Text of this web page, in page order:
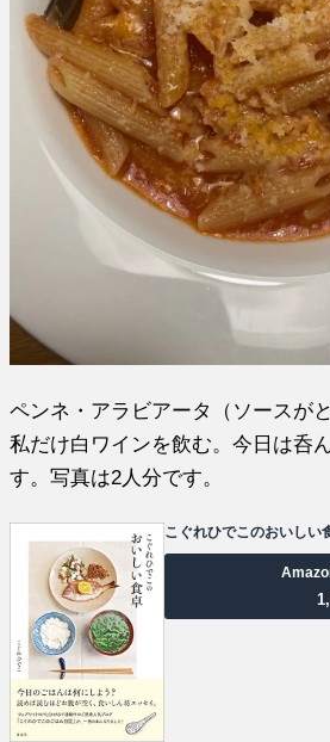
ペンネ・アラビアータ（ソースが
私だけ白ワインを飲む。今日は呑
す。写真は2人分です。
こぐれひでこのおいしい